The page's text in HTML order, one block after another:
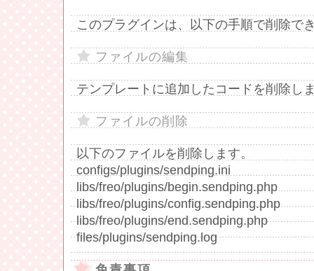
このプラグインは、以下の手順で削除で
ファイルの編集
テンプレートに追加したコードを削除し
ファイルの削除
以下のファイルを削除します。
configs/plugins/sendping.ini
libs/freo/plugins/begin.sendping.php
libs/freo/plugins/config.sendping.php
libs/freo/plugins/end.sendping.php
files/plugins/sendping.log